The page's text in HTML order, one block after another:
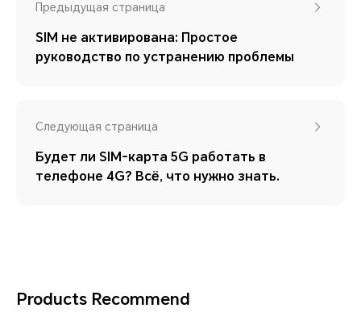
Предыдущая страница
SIM не активирована: Простое
руководство по устранению проблемы
Следующая страница
Будет ли SIM-карта 5G работать в
телефоне 4G? Всё, что нужно знать.
Products Recommend